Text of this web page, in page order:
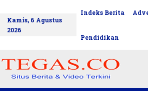
Kamis, 6 Agustus
2026
Indeks Berita
Pendidikan